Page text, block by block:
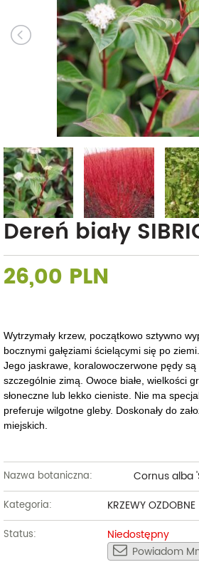
Dereń biały
26,00 PLN
Wytrzymały krzew, początkowo sztywno
bocznymi gałęziami ścielącymi się po
Jego jaskrawe, koralowoczerwone pędy są
szczególnie zimą. Owoce białe, wielkości
słoneczne lub lekko cieniste. Nie ma
preferuje wilgotne gleby. Doskonały do
miejskich.
Nazwa botaniczna: Cornus alba
Kategoria: KRZEWY OZDOBNE
Status:
Niedostępny
Powiadom